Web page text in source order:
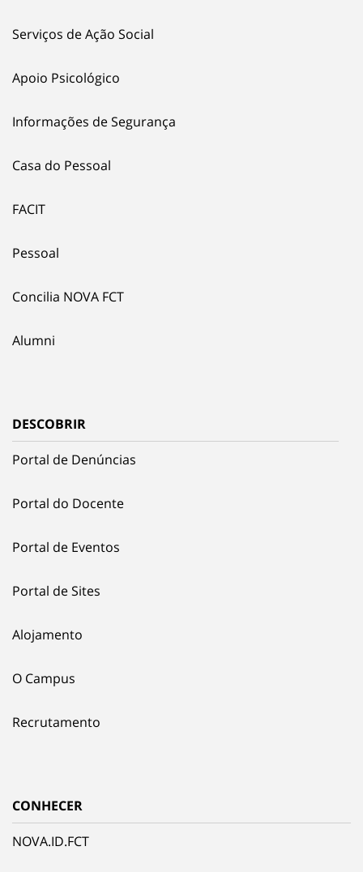
Serviços de Ação Social
Apoio Psicológico
Informações de Segurança
Casa do Pessoal
FACIT
Pessoal
Concilia NOVA FCT
Alumni
DESCOBRIR
Portal de Denúncias
Portal do Docente
Portal de Eventos
Portal de Sites
Alojamento
O Campus
Recrutamento
CONHECER
NOVA.ID.FCT